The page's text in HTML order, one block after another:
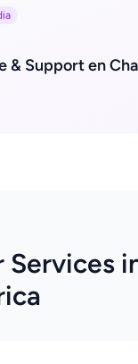
& Support en
Services